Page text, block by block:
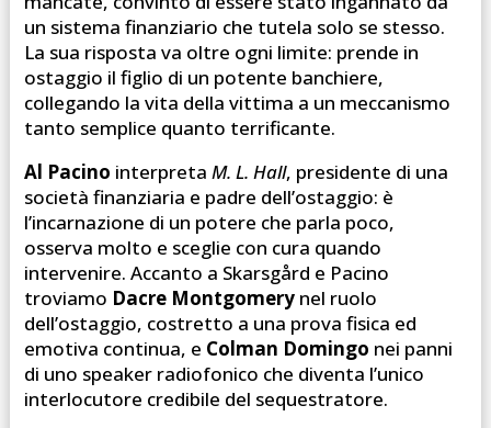
un sistema finanziario che tutela solo se stesso.
La sua risposta va oltre ogni limite: prende in
ostaggio il figlio di un potente banchiere,
collegando la vita della vittima a un meccanismo
tanto semplice quanto terrificante.
Al Pacino interpreta M. L. Hall, presidente di una
società finanziaria e padre dell’ostaggio: è
l’incarnazione di un potere che parla poco,
osserva molto e sceglie con cura quando
intervenire. Accanto a Skarsgård e Pacino
troviamo Dacre Montgomerynel ruolo
dell’ostaggio, costretto a una prova fisica ed
emotiva continua, e Colman Domingo nei panni
di uno speaker radiofonico che diventa l’unico
interlocutore credibile del sequestratore.